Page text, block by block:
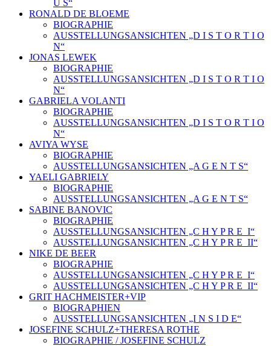
U S“
RONALD DE BLOEME
BIOGRAPHIE
AUSSTELLUNGSANSICHTEN „D I S T O R T I O
N“
JONAS LEWEK
BIOGRAPHIE
AUSSTELLUNGSANSICHTEN „D I S T O R T I O
N“
GABRIELA VOLANTI
BIOGRAPHIE
AUSSTELLUNGSANSICHTEN „D I S T O R T I O
N“
AVIYA WYSE
BIOGRAPHIE
AUSSTELLUNGSANSICHTEN „A G E N T S“
YAELI GABRIELY
BIOGRAPHIE
AUSSTELLUNGSANSICHTEN „A G E N T S“
SABINE BANOVIC
BIOGRAPHIE
AUSSTELLUNGSANSICHTEN „C H Y P R E_I“
AUSSTELLUNGSANSICHTEN „C H Y P R E_II“
NIKE DE BEER
BIOGRAPHIE
AUSSTELLUNGSANSICHTEN „C H Y P R E_I“
AUSSTELLUNGSANSICHTEN „C H Y P R E_II“
GRIT HACHMEISTER+VIP
BIOGRAPHIEN
AUSSTELLUNGSANSICHTEN „I N S I D E“
JOSEFINE SCHULZ+THERESA ROTHE
BIOGRAPHIE / JOSEFINE SCHULZ